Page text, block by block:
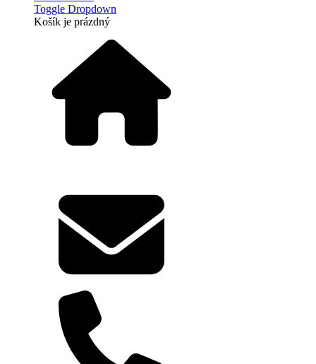
Toggle Dropdown
Košík je prázdný